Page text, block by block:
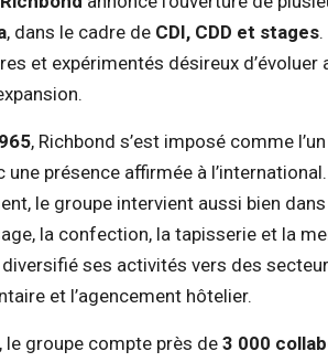
, dans le cadre de CDI, CDD et stages
et expérimentés désireux d’évoluer
, Richbond s’est imposé comme
une présence affirmée à
le groupe intervient aussi bien
la confection, la tapisserie et la
diversifié ses activités vers des
et l’agencement hôtelier.
le groupe compte près de3 000